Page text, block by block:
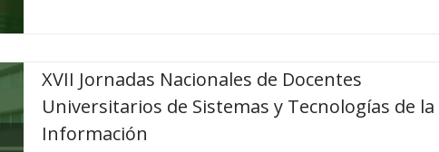
XVII Jornadas Nacionales de Docentes
Universitarios de Sistemas y Tecnologías de la
Información